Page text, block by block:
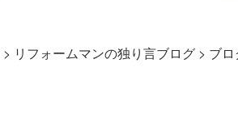
> リフォームマンの独り言ブログ > ブ